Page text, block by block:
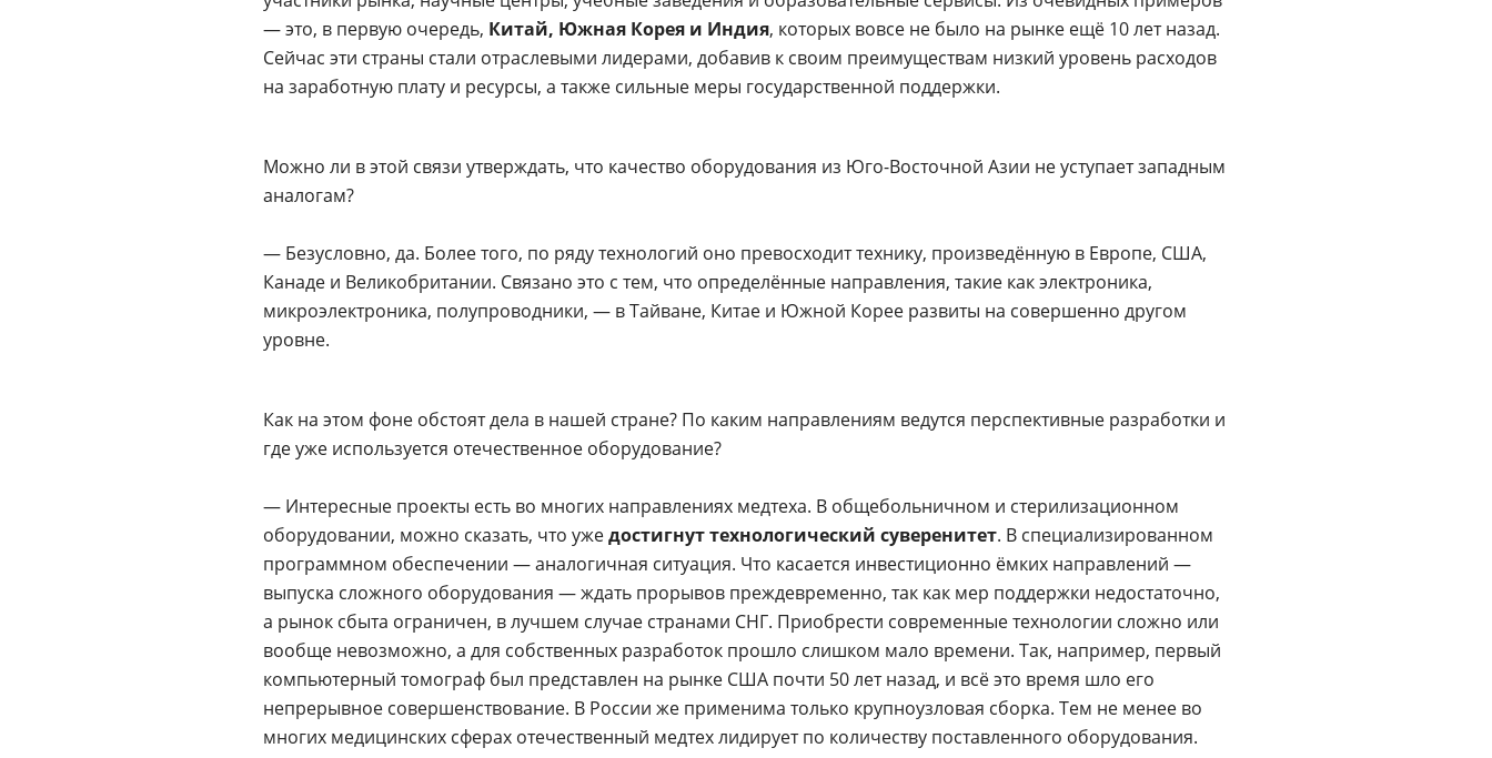
— это, в первую очередь, Китай, Южная Корея и Индия, которых вовсе не было на рынке ещё 10 лет назад.
Сейчас эти страны стали отраслевыми лидерами, добавив к своим преимуществам низкий уровень расходов
на заработную плату и ресурсы, а также сильные меры государственной поддержки.
Можно ли в этой связи утверждать, что качество оборудования из Юго-Восточной Азии не уступает западным
аналогам?
— Безусловно, да. Более того, по ряду технологий оно превосходит технику, произведённую в Европе, США,
Канаде и Великобритании. Связано это с тем, что определённые направления, такие как электроника,
микроэлектроника, полупроводники, — в Тайване, Китае и Южной Корее развиты на совершенно другом
уровне.
Как на этом фоне обстоят дела в нашей стране? По каким направлениям ведутся перспективные разработки и
где уже используется отечественное оборудование?
— Интересные проекты есть во многих направлениях медтеха. В общебольничном и стерилизационном
оборудовании, можно сказать, что ужедостигнут технологический суверенитет. В специализированном
программном обеспечении — аналогичная ситуация. Что касается инвестиционно ёмких направлений —
выпуска сложного оборудования — ждать прорывов преждевременно, так как мер поддержки недостаточно,
а рынок сбыта ограничен, в лучшем случае странами СНГ. Приобрести современные технологии сложно или
вообще невозможно, а для собственных разработок прошло слишком мало времени. Так, например, первый
компьютерный томограф был представлен на рынке США почти 50 лет назад, и всё это время шло его
непрерывное совершенствование. В России же применима только крупноузловая сборка. Тем не менее во
многих медицинских сферах отечественный медтех лидирует по количеству поставленного оборудования.